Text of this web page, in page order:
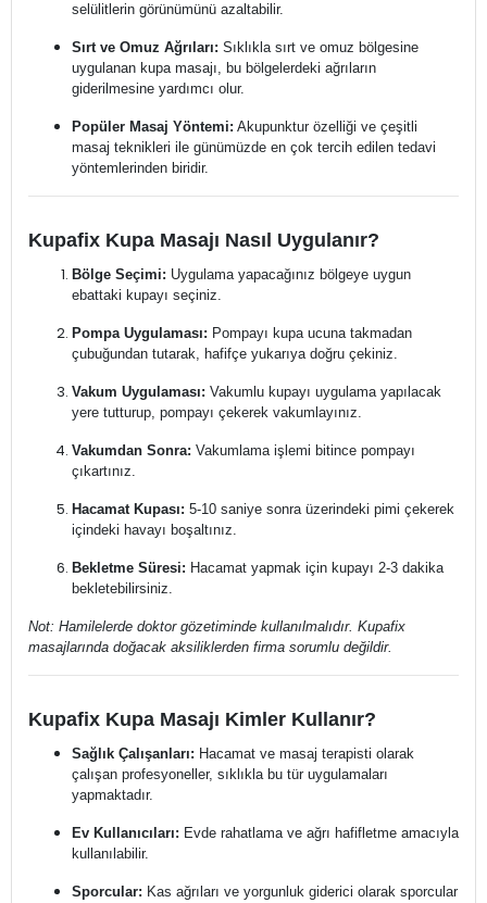
selülitlerin görünümünü azaltabilir.
Sırt ve Omuz Ağrıları: Sıklıkla sırt ve omuz bölgesine
uygulanan kupa masajı, bu bölgelerdeki ağrıların
giderilmesine yardımcı olur.
Popüler Masaj Yöntemi: Akupunktur özelliği ve çeşitli
masaj teknikleri ile günümüzde en çok tercih edilen tedavi
yöntemlerinden biridir.
Kupafix Kupa Masajı Nasıl Uygulanır?
Bölge Seçimi: Uygulama yapacağınız bölgeye uygun
ebattaki kupayı seçiniz.
Pompa Uygulaması: Pompayı kupa ucuna takmadan
çubuğundan tutarak, hafifçe yukarıya doğru çekiniz.
Vakum Uygulaması: Vakumlu kupayı uygulama yapılacak
yere tutturup, pompayı çekerek vakumlayınız.
Vakumdan Sonra: Vakumlama işlemi bitince pompayı
çıkartınız.
Hacamat Kupası: 5-10 saniye sonra üzerindeki pimi çekerek
içindeki havayı boşaltınız.
Bekletme Süresi: Hacamat yapmak için kupayı 2-3 dakika
bekletebilirsiniz.
Not: Hamilelerde doktor gözetiminde kullanılmalıdır. Kupafix
masajlarında doğacak aksiliklerden firma sorumlu değildir.
Kupafix Kupa Masajı Kimler Kullanır?
Sağlık Çalışanları: Hacamat ve masaj terapisti olarak
çalışan profesyoneller, sıklıkla bu tür uygulamaları
yapmaktadır.
Ev Kullanıcıları: Evde rahatlama ve ağrı hafifletme amacıyla
kullanılabilir.
Sporcular: Kas ağrıları ve yorgunluk giderici olarak sporcular